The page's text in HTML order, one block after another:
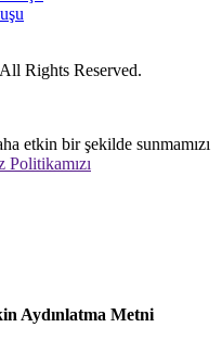
All Rights Reserved.
etkin bir şekilde sunmamızı
Politikamızı
Aydınlatma Metni